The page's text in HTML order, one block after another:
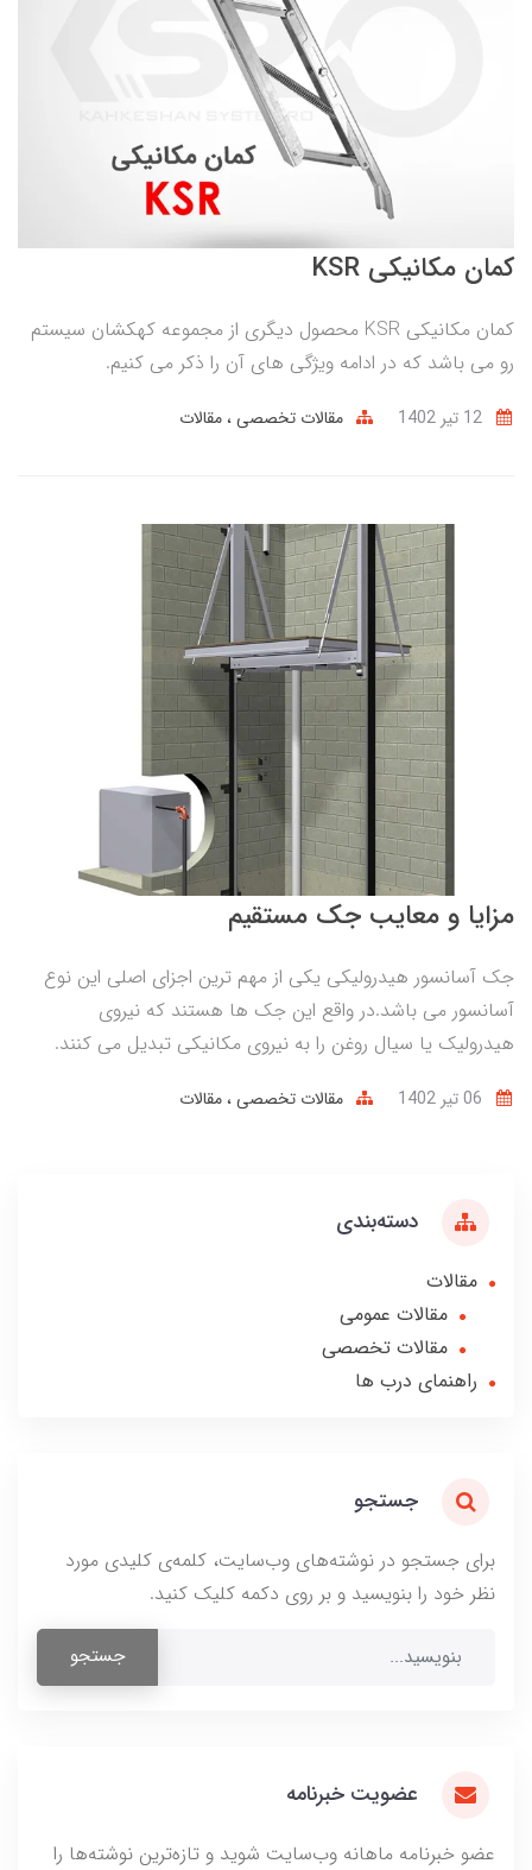
کمان مکانیکی KSR
کمان مکانیکی KSR محصول دیگری از مجموعه کهکشان سیستم
رو می باشد که در ادامه ویژگی های آن را ذکر می کنیم.
مقالات تخصصی مقالات
مزایا و معایب جک مستقیم
جک آسانسور هیدرولیکی یکی از مهم ترین اجزای اصلی این نوع
آسانسور می باشد.در واقع این جک ها هستند که نیروی
هیدرولیک یا سیال روغن را به نیروی مکانیکی تبدیل می کنند.
مقالات تخصصی مقالات
دسته‌بندی
مقالات
مقالات عمومی
مقالات تخصصی
راهنمای درب ها
جستجو
برای جستجو در نوشته‌های وب‌سایت، کلمه‌ی کلیدی مورد
نظر خود را بنویسید و بر روی دکمه کلیک کنید.
جستجو
عضویت خبرنامه
عضو خبرنامه ماهانه وب‌سایت شوید و تازه‌ترین نوشته‌ها را